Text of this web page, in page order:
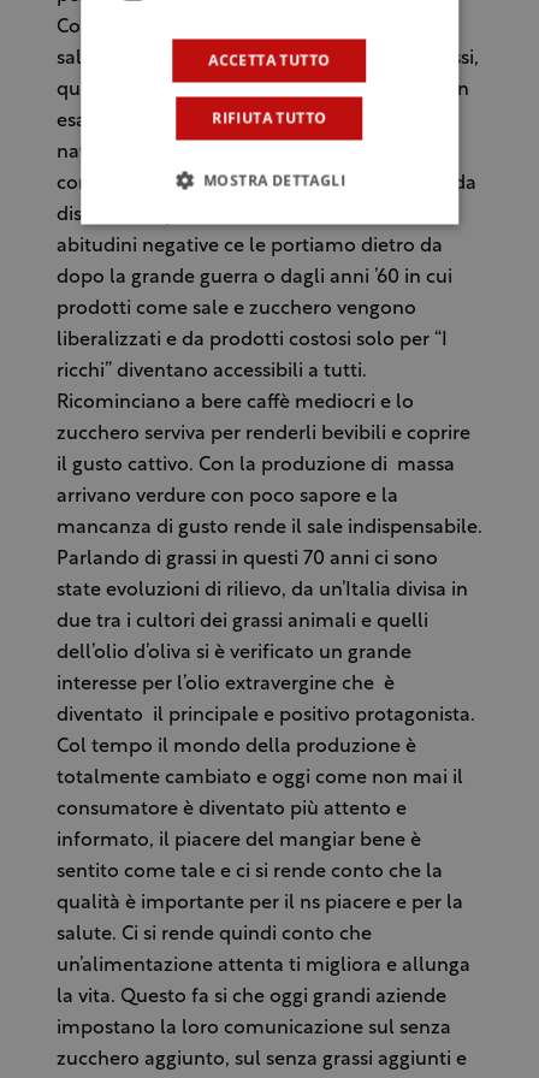
Coronini – Ci ritroviamo a mangiare troppo
salato, troppo dolce e con un eccesso di grassi,
quando è chiaro che il sale aggiunto non è un
esaltatore di sapori, ma anzi copre il gusto
naturale degli ingredienti, lo zucchero si
comporta nello stesso modo e i grassi sono da
discutere soprattutto in cottura. Queste
abitudini negative ce le portiamo dietro da
dopo la grande guerra o dagli anni ’60 in cui
prodotti come sale e zucchero vengono
liberalizzati e da prodotti costosi solo per “I
ricchi” diventano accessibili a tutti.
Ricominciano a bere caffè mediocri e lo
zucchero serviva per renderli bevibili e coprire
il gusto cattivo. Con la produzione di massa
arrivano verdure con poco sapore e la
mancanza di gusto rende il sale indispensabile.
Parlando di grassi in questi 70 anni ci sono
state evoluzioni di rilievo, da un’Italia divisa in
due tra i cultori dei grassi animali e quelli
dell’olio d’oliva si è verificato un grande
interesse per l’olio extravergine che è
diventato il principale e positivo protagonista.
Col tempo il mondo della produzione è
totalmente cambiato e oggi come non mai il
consumatore è diventato più attento e
informato, il piacere del mangiar bene è
sentito come tale e ci si rende conto che la
qualità è importante per il ns piacere e per la
salute. Ci si rende quindi conto che
un’alimentazione attenta ti migliora e allunga
la vita. Questo fa si che oggi grandi aziende
impostano la loro comunicazione sul senza
zucchero aggiunto, sul senza grassi aggiunti e
ACCETTA TUTTO
RIFIUTA TUTTO
MOSTRA DETTAGLI